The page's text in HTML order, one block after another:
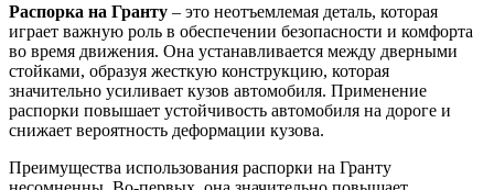
Распорка на Гранту – это неотъемлемая деталь, которая
играет важную роль в обеспечении безопасности и комфорта
во время движения. Она устанавливается между дверными
стойками, образуя жесткую конструкцию, которая
значительно усиливает кузов автомобиля. Применение
распорки повышает устойчивость автомобиля на дороге и
снижает вероятность деформации кузова.
Преимущества использования распорки на Гранту